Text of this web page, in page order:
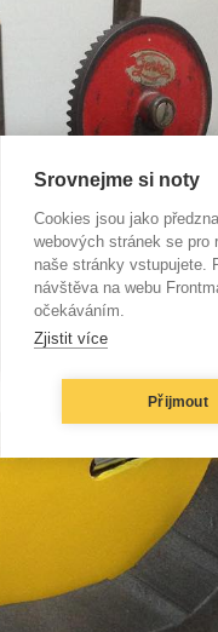
Srovnejme si noty
Cookies jsou jako
webových stránek se pro
naše stránky vstupujete.
návštěva na webu
očekáváním.
Zjistit více
Přijmout